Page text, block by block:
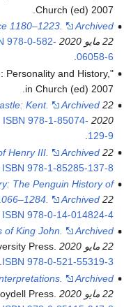
Church (ed) 2007.
1180–1223.
Archived
22 مايو 2020 at the
978-0-582-
06058-6
.
Personality and History,"
in Church (ed) 2007.
Kent. Archived
2020 at the
ISBN 978-1-85074-
129-9
Henry III. Archived
ISBN 978-1-85285-137-8
The Penguin History of
Archived22 مايو 2020 at the
ISBN 978-0-14-014824-4
of King John.
Archived
22 مايو 2020 at the
Press.
ISBN 978-0-521-55319-3
.
Archived
22 مايو 2020 at the
Press.